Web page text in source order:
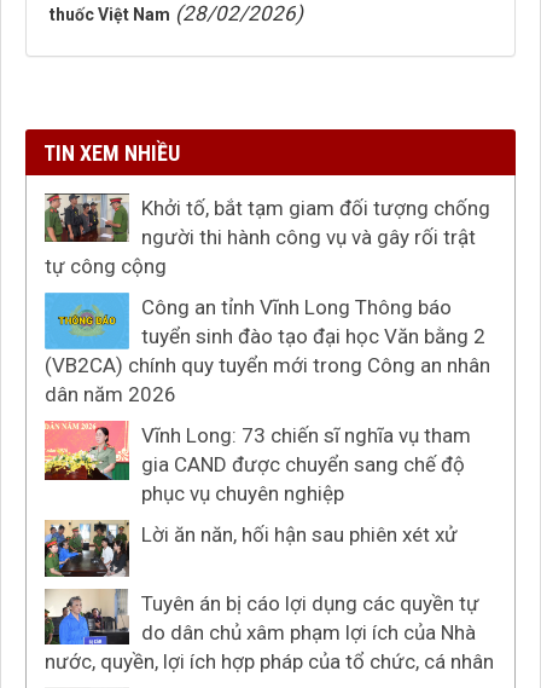
thuốc Việt Nam (28/02/2026)
TIN XEM NHIỀU
Khởi tố, bắt tạm giam đối tượng chống
người thi hành công vụ và gây rối trật
tự công cộng
Công an tỉnh Vĩnh Long Thông báo
tuyển sinh đào tạo đại học Văn bằng 2
(VB2CA) chính quy tuyển mới trong Công an nhân
dân năm 2026
Vĩnh Long: 73 chiến sĩ nghĩa vụ tham
gia CAND được chuyển sang chế độ
phục vụ chuyên nghiệp
Lời ăn năn, hối hận sau phiên xét xử
Tuyên án bị cáo lợi dụng các quyền tự
do dân chủ xâm phạm lợi ích của Nhà
nước, quyền, lợi ích hợp pháp của tổ chức, cá nhân